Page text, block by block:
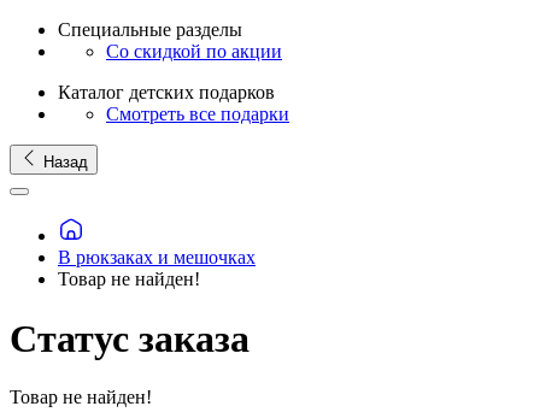
Специальные разделы
Со скидкой по акции
Каталог детских подарков
Смотреть все подарки
Назад
В рюкзаках и мешочках
Товар не найден!
Статус заказа
Товар не найден!